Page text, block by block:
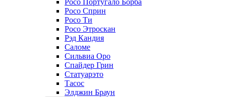
Росо Португало Борба
Росо Сприн
Росо Ти
Росо Этроскан
Рэд Кандия
Саломе
Сильвиа Оро
Спайдер Грин
Статуарэто
Тасос
Элджин Браун